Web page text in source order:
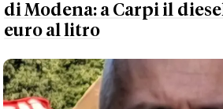
di Modena: a Carpi il
euro al litro